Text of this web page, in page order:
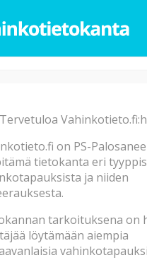
alatyyppi
on PS-
tietokanta eri
ja niiden
tarkoituksena on
löytämään aiempia